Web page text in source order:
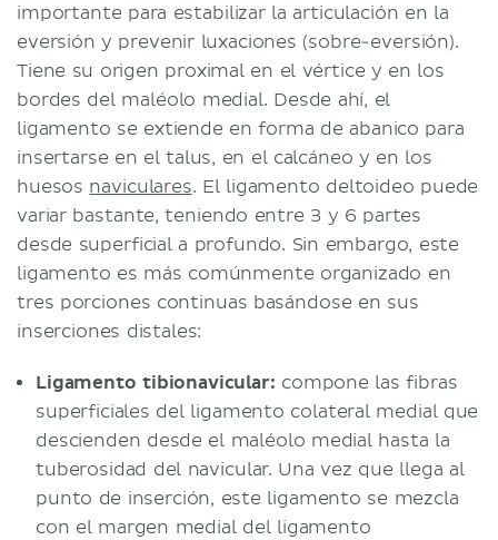
importante para estabilizar la articulación en la
eversión y prevenir luxaciones (sobre-eversión).
Tiene su origen proximal en el vértice y en los
bordes del maléolo medial. Desde ahí, el
ligamento se extiende en forma de abanico para
insertarse en el talus, en el calcáneo y en los
huesos naviculares. El ligamento deltoideo puede
variar bastante, teniendo entre 3 y 6 partes
desde superficial a profundo. Sin embargo, este
ligamento es más comúnmente organizado en
tres porciones continuas basándose en sus
inserciones distales:
Ligamento tibionavicular: compone las fibras
superficiales del ligamento colateral medial que
descienden desde el maléolo medial hasta la
tuberosidad del navicular. Una vez que llega al
punto de inserción, este ligamento se mezcla
con el margen medial del ligamento